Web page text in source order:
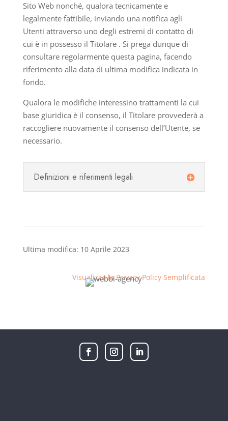
Sito Web nonché, qualora tecnicamente e
legalmente fattibile, inviando una notifica agli
Utenti attraverso uno degli estremi di contatto di
cui è in possesso il Titolare . Si prega dunque di
consultare regolarmente questa pagina, facendo
riferimento alla data di ultima modifica indicata in
fondo.
Qualora le modifiche interessino trattamenti la cui
base giuridica è il consenso, il Titolare provvederà a
raccogliere nuovamente il consenso dell’Utente, se
necessario.
Definizioni e riferimenti legali
Ultima modifica: 10 Aprile 2023
Visualizza la Privacy Policy Semplificata